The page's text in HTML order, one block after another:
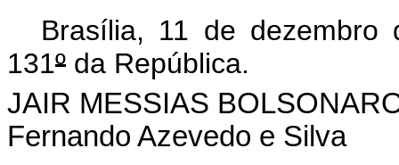
Brasília, 11 de dezembro
131º da República.
JAIR MESSIAS
Fernando Azevedo e Silva